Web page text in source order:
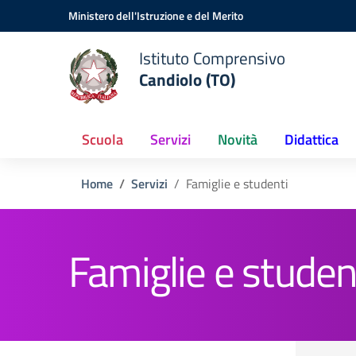
Vai ai contenuti
Vai al menu di navigazioneMinistero dell'Istruzione e del Merito
Istituto Comprensivo
Candiolo (TO)
Scuola Servizi Novità Didattica
Home Servizi Famiglie e studenti
Famiglie e